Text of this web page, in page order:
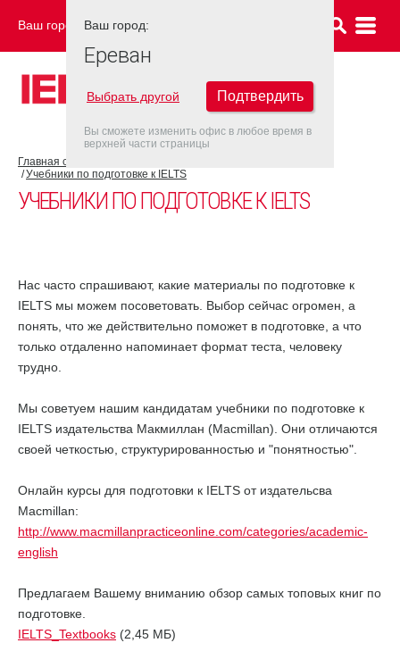
Ваш город: ЕРЕВАН
Главная страница
Учебники по подготовке к IELTS
УЧЕБНИКИ ПО ПОДГОТОВКЕ К IELTS
Нас часто спрашивают, какие материалы по подготовке к
IELTS мы можем посоветовать. Выбор сейчас огромен, а
понять, что же действительно поможет в подготовке, а что
только отдаленно напоминает формат теста, человеку
трудно.
Мы советуем нашим кандидатам учебники по подготовке к
IELTS издательства Макмиллан (Macmillan). Они отличаются
своей четкостью, структурированностью и "понятностью".
Онлайн курсы для подготовки к IELTS от издательсва
Macmillan:
http://www.macmillanpracticeonline.com/categories/academic-
english
Предлагаем Вашему вниманию обзор самых топовых книг по
подготовке.
IELTS_Textbooks (2,45 MБ)
Ваш город:
Ереван
Выбрать другой Подтвердить
Вы сможете изменить офис в любое время в
верхней части страницы